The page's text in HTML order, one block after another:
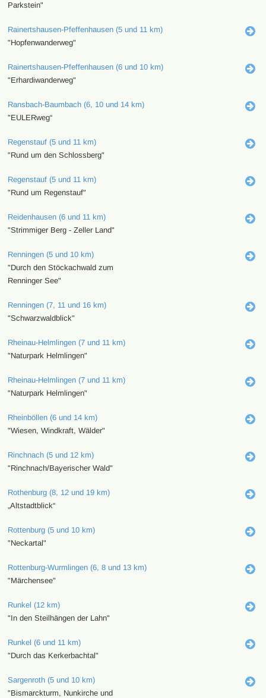
Parkstein"
Rainertshausen-Pfeffenhausen (5 und 11 km)
"Hopfenwanderweg"
Rainertshausen-Pfeffenhausen (6 und 10 km)
"Erhardiwanderweg"
Ransbach-Baumbach (6, 10 und 14 km)
"EULERweg“
Regenstauf (5 und 11 km)
"Rund um den Schlossberg"
Regenstauf (5 und 11 km)
"Rund um Regenstauf"
Reidenhausen (6 und 11 km)
"Strimmiger Berg - Zeller Land"
Renningen (5 und 10 km)
"Durch den Stöckachwald zum
Renninger See"
Renningen (7, 11 und 16 km)
"Schwarzwaldblick"
Rheinau-Helmlingen (7 und 11 km)
"Naturpark Helmlingen"
Rheinau-Helmlingen (7 und 11 km)
"Naturpark Helmlingen"
Rheinböllen (6 und 14 km)
"Wiesen, Windkraft, Wälder"
Rinchnach (5 und 12 km)
"Rinchnach/Bayerischer Wald"
Rothenburg (8, 12 und 19 km)
„Altstadtblick“
Rottenburg (5 und 10 km)
"Neckartal"
Rottenburg-Wurmlingen (6, 8 und 13 km)
"Märchensee"
Runkel (12 km)
"In den Steilhängen der Lahn"
Runkel (6 und 11 km)
"Durch das Kerkerbachtal"
Sargenroth (5 und 10 km)
"Bismarckturm, Nunkirche und